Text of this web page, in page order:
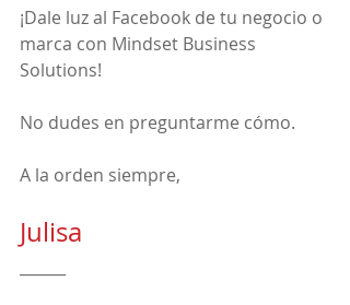
¡Dale luz al Facebook de tu negocio o
marca con Mindset Business
Solutions!
No dudes en preguntarme cómo.
A la orden siempre,
Julisa